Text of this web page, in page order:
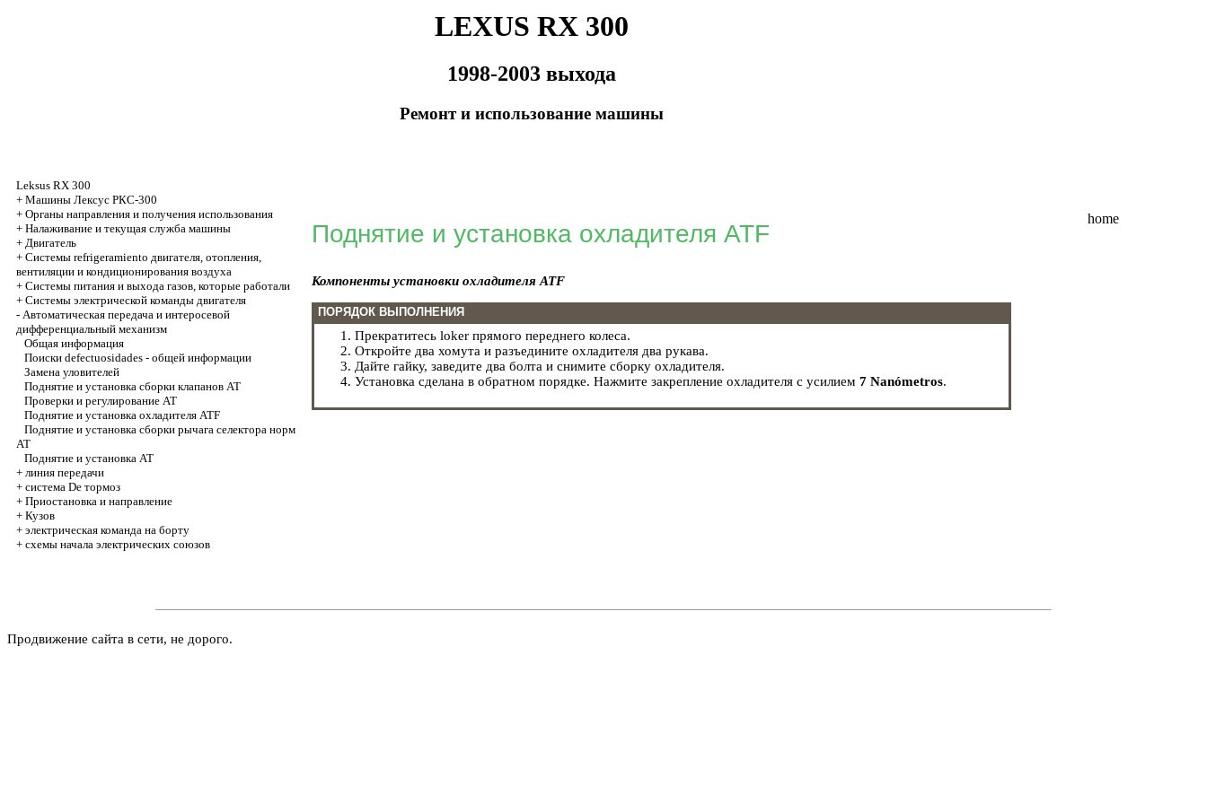
LEXUS RX 300
1998-2003 выхода
Ремонт и использование машины
Leksus RX 300
+ Машины Лексус РКС-300
+ Органы направления и получения использования
+ Налаживание и текущая служба машины
+ Двигатель
+ Системы refrigeramiento двигателя, отопления,
вентиляции и кондиционирования воздуха
+ Системы питания и выхода газов, которые работали
+ Системы электрической команды двигателя
- Автоматическая передача и интеросевой
дифференциальный механизм
Общая информация
Поиски defectuosidades - общей информации
Замена уловителей
Поднятие и установка сборки клапанов AT
Проверки и регулирование AT
Поднятие и установка охладителя ATF
Поднятие и установка сборки рычага селектора норм
AT
Поднятие и установка AT
+ линия передачи
+ система De тормоз
+ Приостановка и направление
+ Кузов
+ электрическая команда на борту
+ схемы начала электрических союзов
Поднятие и установка охладителя ATF
Компоненты установки охладителя ATF
ПОРЯДОК ВЫПОЛНЕНИЯ
Прекратитесь loker прямого переднего колеса.
Откройте два хомута и разъедините охладителя два рукава.
Дайте гайку, заведите два болта и снимите сборку охладителя.
Установка сделана в обратном порядке. Нажмите закрепление охладителя с усилием 7 Nanómetros.
home
Продвижение сайта в сети, не дорого.